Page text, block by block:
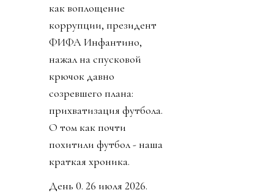
как воплощение
коррупции, президент
ФИФА Инфантино,
нажал на спусковой
крючок давно
созревшего плана:
прихватизация футбола.
О том как почти
похитили футбол - наша
краткая хроника.
День 0. 26 июля 2026.